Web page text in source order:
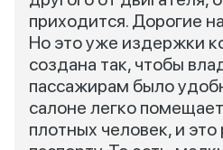
приходится. Дорогие
Но это уже издержки
создана так, чтобы
пассажирам было
салоне легко
плотных человек, и